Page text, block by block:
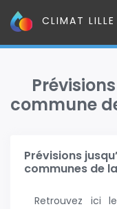
CLIMAT LILLE
commune
Prévisions
communes de
Retrouvez ici